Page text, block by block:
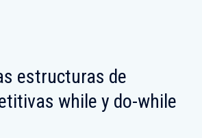
estructuras de
while y do-while